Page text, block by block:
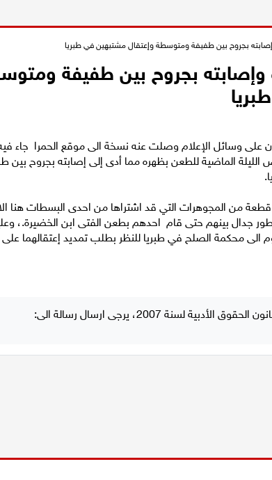
بجروح بين طفيفة ومتوسطة وإعتقال مشتبهين في طبريا
بجروح بين طفيفة
على وسائل الإعلام وصلت عنه نسخة الى موقع الحمرا جاء
تعرض الليلة الماضية للطعن بظهره مما أدى إلى إصابته بجروح بين
قطعة من المجوهرات التي قد اشتراها من احدى البسطات هنا
رفضا فتطور جدال بينهم حتى قام احدهم بطعن الفتى ابن الخضيرة.،
الى محكمة الصلح في طبريا للنظر بطلب تمديد إعتقالهما